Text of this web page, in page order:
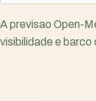
A previsao Open-
visibilidade e barco